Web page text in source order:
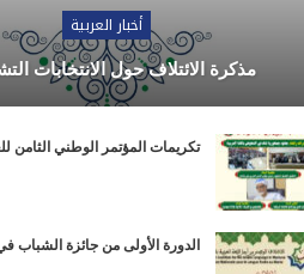
أخبار العربية
مذكرة الائتلاف حول الانتخابات
تكريمات المؤتمر الوطني الثامن
الدورة الأولى من جائزة الشباب في